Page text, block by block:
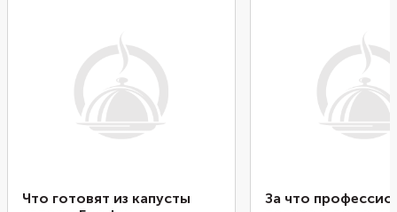
Что готовят из капусты
За что